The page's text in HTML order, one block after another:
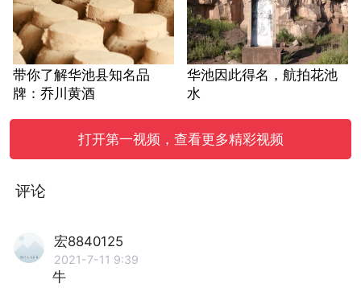
带你了解华池县知名品
牌：乔川黄酒
华池因此得名，航拍花池
水
打开第一视频，查看更多精彩视频
评论
宏8840125
2021-7-11 9:39
牛